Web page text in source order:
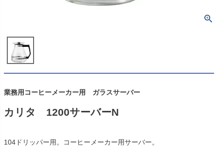
業務用コーヒーメーカー用 ガラスサーバー
カリタ 1200サーバーN
104ドリッパー用。コーヒーメーカー用サーバー。